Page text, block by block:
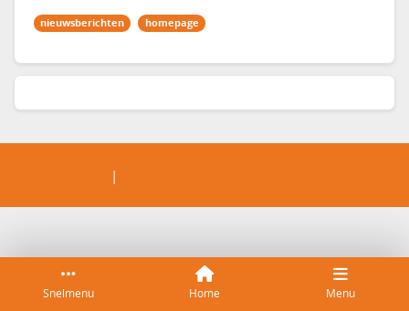
Snelmenu Home Menu
nieuwsberichten homepage